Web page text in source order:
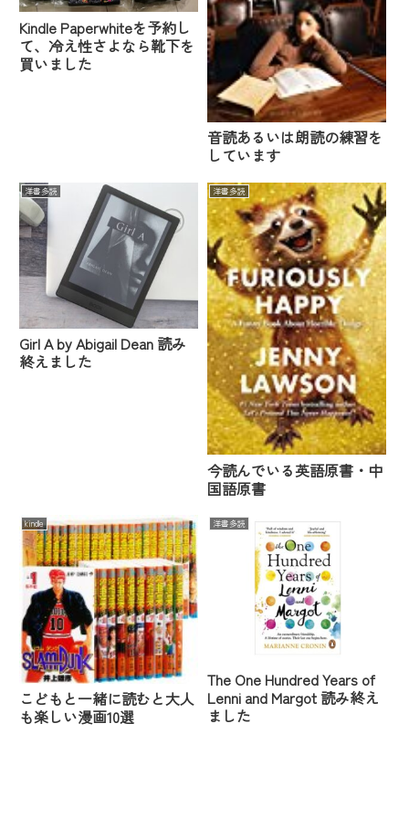
Kindle Paperwhiteを予約し
て、冷え性さよなら靴下を
買いました
音読あるいは朗読の練習を
しています
洋書多読
Girl A by Abigail Dean 読み
終えました
洋書多読
今読んでいる英語原書・中
国語原書
kindle
こどもと一緒に読むと大人
も楽しい漫画10選
洋書多読
The One Hundred Years of
Lenni and Margot 読み終え
ました